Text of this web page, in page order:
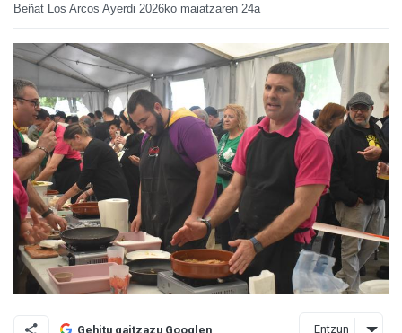
Beñat Los Arcos Ayerdi 2026ko maiatzaren 24a
Gehitu gaitzazu Googlen Entzun